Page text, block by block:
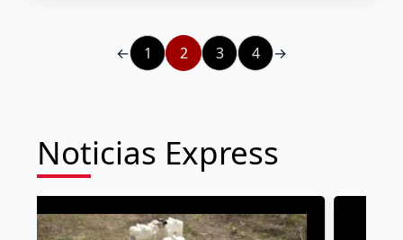
← 1 2 3 4 →
Noticias Express